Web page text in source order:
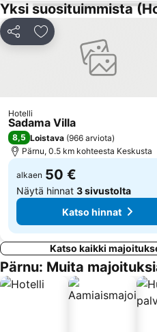
Yksi suosituimmista
Jaa Lisää suosikkeihin
Hotelli
Sadama Villa
8,5 Loistava (966 arviota)
Pärnu, 0.5 km kohteesta Keskusta
alkaen 50 €
Näytä hinnat 3 sivustolta
Katso hinnat
Katso kaikki
Pärnu: Muita